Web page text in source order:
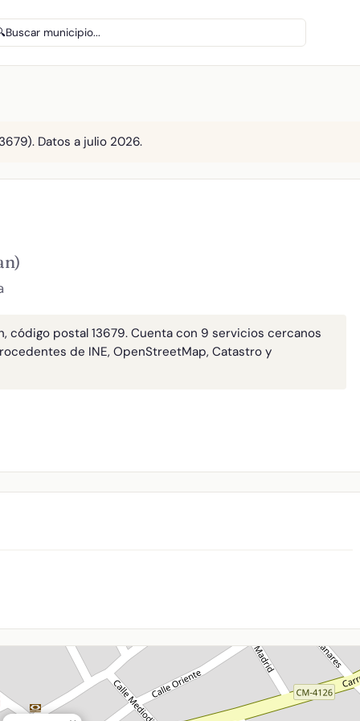
Buscar municipio...
Datos a julio 2026.
código postal 13679. Cuenta con 9 servicios cercanos
de INE, OpenStreetMap, Catastro y